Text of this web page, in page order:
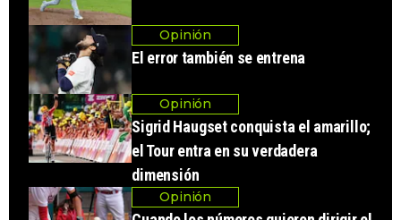
Opinión
El error también se entrena
Opinión
Sigrid Haugset conquista el amarillo;
el Tour entra en su verdadera
dimensión
Opinión